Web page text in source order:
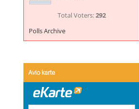
Total Voters:292
Polls Archive
Avio karte